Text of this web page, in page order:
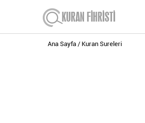
Ana Sayfa Kuran Sureleri